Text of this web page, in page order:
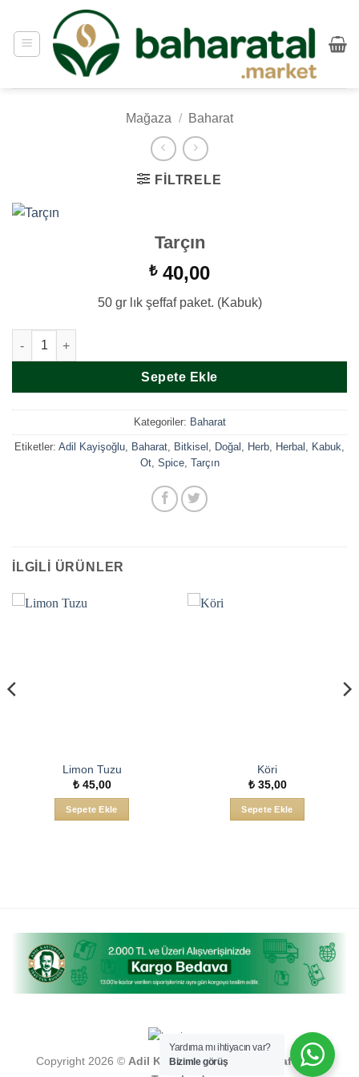
atla
Mağaza / Baharat
FILTRELE
Tarçın
₺40,00
50 gr lık şeffaf paket. (Kabuk)
Tarçın adet
Sepete Ekle
Kategoriler: Baharat
Etiketler: Adil Kayişoğlu Baharat Bitkisel Doğal Herb Herbal Kabuk
Ot, Spice, Tarçın
İLGILI ÜRÜNLER
Limon Tuzu
₺45,00
Sepete Ekle
Köri
₺35,00
Sepete Ekle
Copyright 2026 © Adil Kayişoğlu , Turkuaz Tarafından
Yardıma mı ihtiyacın var?
Bizimle görüş